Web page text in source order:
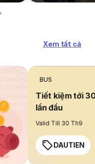
Xem tất cả
BUS
Tiết kiệm tới
lần đầu
Valid Till 30 Th9
DAUTIEN